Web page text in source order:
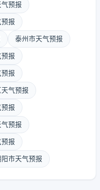
预报
报
泰州市天气预报
报
报
气预报
报
预报
报
阳市天气预报